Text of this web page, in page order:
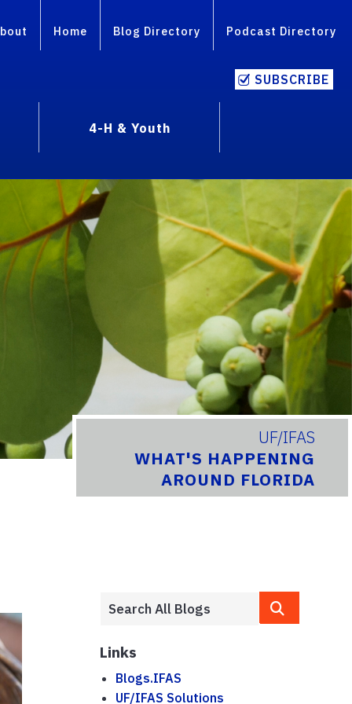
Home Blog Directory Podcast Directory
SUBSCRIBE
4-H & Youth
UF/IFAS
WHAT'S HAPPENING
AROUND FLORIDA
Links
Blogs.IFAS
UF/IFAS Solutions